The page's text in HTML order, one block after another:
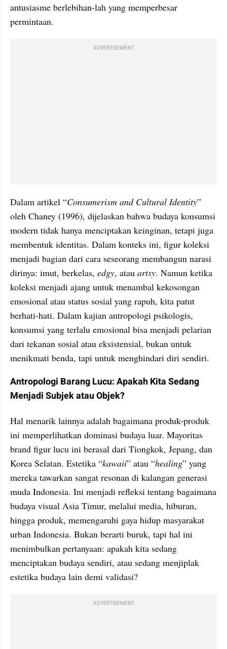
antusiasme berlebihan-lah yang memperbesar
permintaan.
ADVERTISEMENT
Dalam artikel “Consumerism and Cultural Identity”
oleh Chaney (1996), dijelaskan bahwa budaya konsumsi
modern tidak hanya menciptakan keinginan, tetapi juga
membentuk identitas. Dalam konteks ini, figur koleksi
menjadi bagian dari cara seseorang membangun narasi
dirinya: imut, berkelas, edgy, atau artsy. Namun ketika
koleksi menjadi ajang untuk menambal kekosongan
emosional atau status sosial yang rapuh, kita patut
berhati-hati. Dalam kajian antropologi psikologis,
konsumsi yang terlalu emosional bisa menjadi pelarian
dari tekanan sosial atau eksistensial, bukan untuk
menikmati benda, tapi untuk menghindari diri sendiri.
Antropologi Barang Lucu: Apakah Kita Sedang
Menjadi Subjek atau Objek?
Hal menarik lainnya adalah bagaimana produk-produk
ini memperlihatkan dominasi budaya luar. Mayoritas
brand figur lucu ini berasal dari Tiongkok, Jepang, dan
Korea Selatan. Estetika “kawaii” atau “healing” yang
mereka tawarkan sangat resonan di kalangan generasi
muda Indonesia. Ini menjadi refleksi tentang bagaimana
budaya visual Asia Timur, melalui media, hiburan,
hingga produk, memengaruhi gaya hidup masyarakat
urban Indonesia. Bukan berarti buruk, tapi hal ini
menimbulkan pertanyaan: apakah kita sedang
menciptakan budaya sendiri, atau sedang menjiplak
estetika budaya lain demi validasi?
ADVERTISEMENT